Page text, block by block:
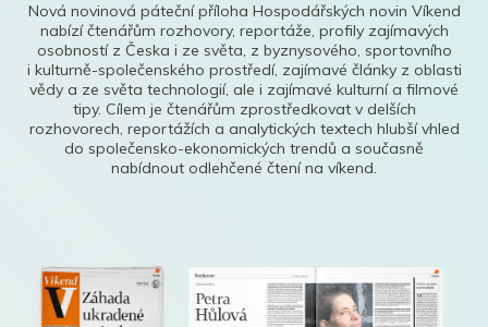
Nová novinová páteční příloha Hospodářských novin Víkend
nabízí čtenářům rozhovory, reportáže, profily zajímavých
osobností z Česka i ze světa, z byznysového, sportovního
i kulturně-společenského prostředí, zajímavé články z oblasti
vědy a ze světa technologií, ale i zajímavé kulturní a filmové
tipy. Cílem je čtenářům zprostředkovat v delších
rozhovorech, reportážích a analytických textech hlubší vhled
do společensko-ekonomických trendů a současně
nabídnout odlehčené čtení na víkend.